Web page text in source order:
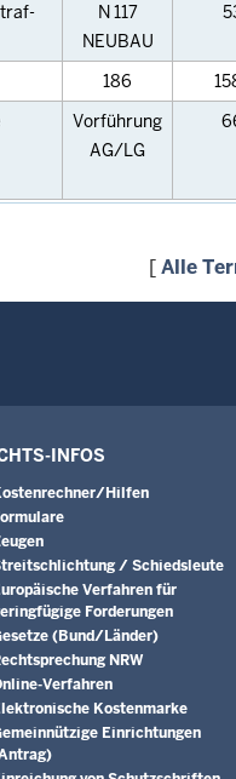
N 117
NEUBAU
186
Vorführung
AG/LG
[Alle
INFOS
Hilfen
/ Schiedsleute
Verfahren für
Forderungen
(Bund/Länder)
NRW
Verfahren
Kostenmarke
Einrichtungen